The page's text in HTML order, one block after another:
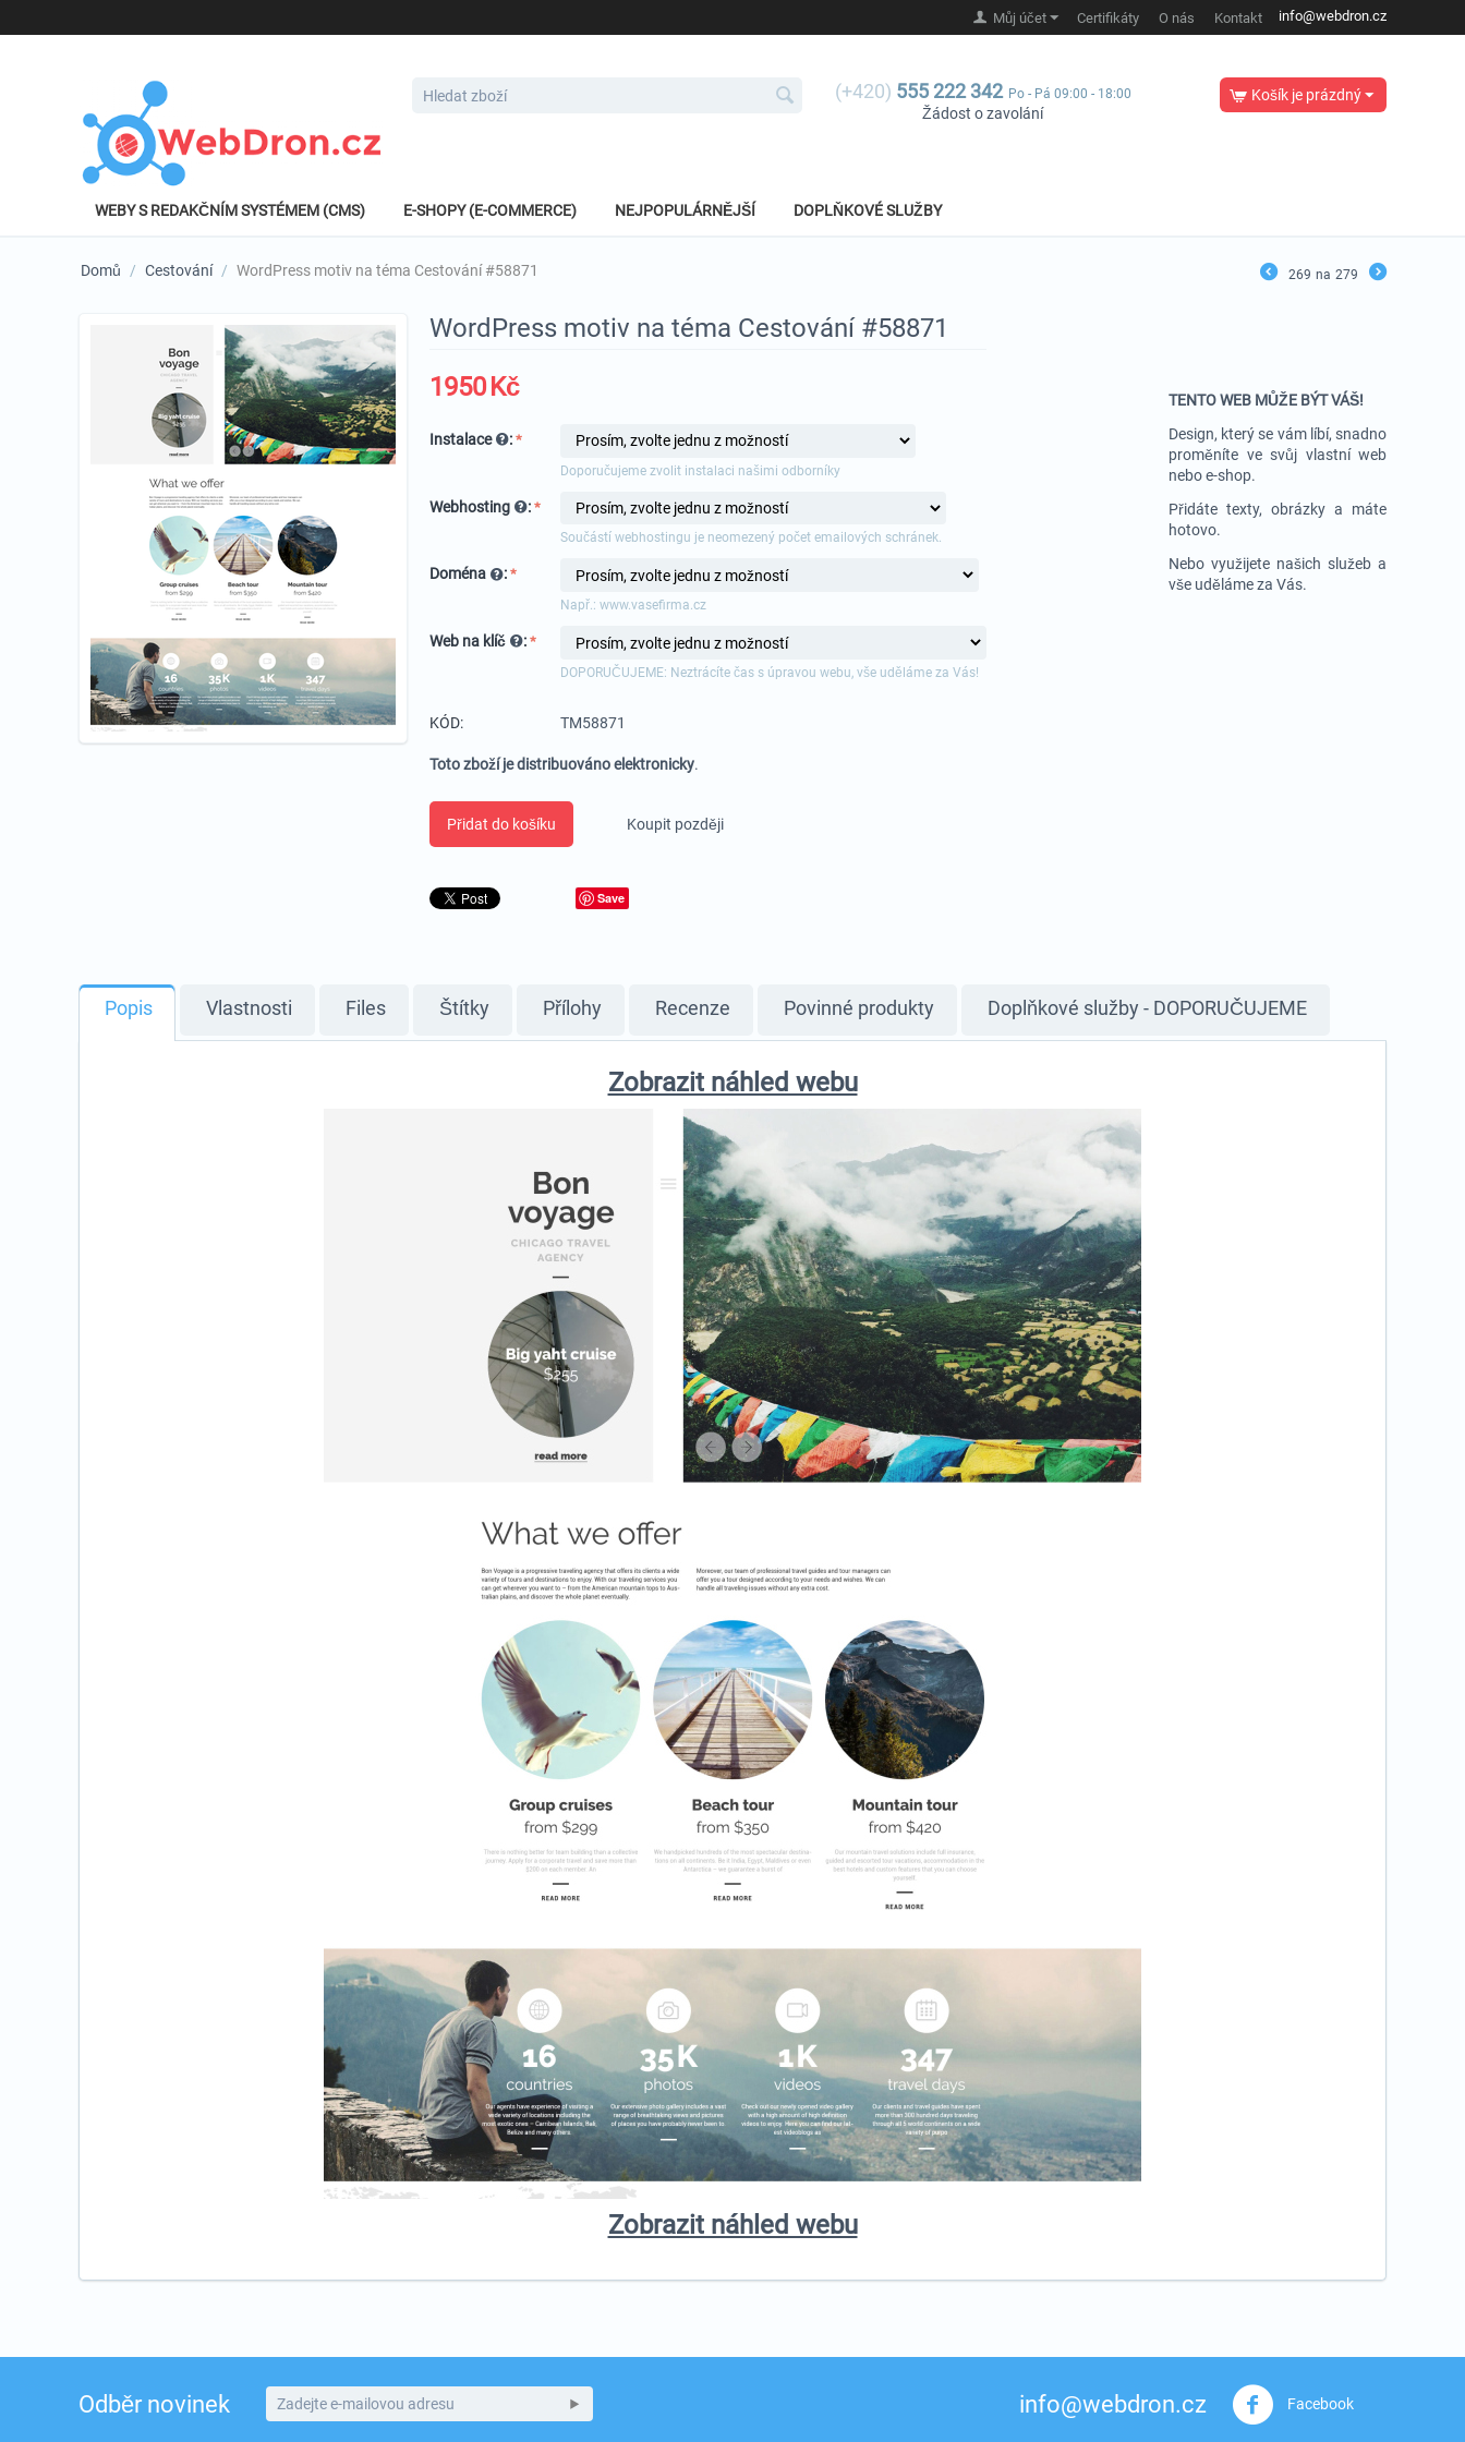
info@webdron.cz
Certifikáty O nás Kontakt
Můj účet
(+420) 555 222 342 Po - Pá 09:00 - 18:00
Žádost o zavolání
Košík je prázdný
WEBY S REDAKČNÍM SYSTÉMEM (CMS) E-SHOPY (E-COMMERCE) NEJPOPULÁRNĚJŠÍ DOPLŇKOVÉ SLUŽBY
Domů / Cestování / WordPress motiv na téma Cestování #58871 269 na 279
WordPress motiv na téma Cestování #58871
TENTO WEB MŮŽE BÝT VÁŠ!
Design, který se vám líbí, snadno
proměníte ve svůj vlastní web
nebo e-shop.
Přidáte texty, obrázky a máte
hotovo.
Nebo využijete našich služeb a
vše uděláme za Vás.
1950Kč
Instalace :
Doporučujeme zvolit instalaci našimi odborníky
Webhosting :
Součástí webhostingu je neomezený počet emailových schránek.
Doména :
Např.: www.vasefirma.cz
Web na klíč :
DOPORUČUJEME: Neztrácíte čas s úpravou webu, vše uděláme za Vás!
KÓD: TM58871
Toto zboží je distribuováno elektronicky.
Přidat do košíku Koupit později
Save
Popis Vlastnosti Files Štítky Přílohy Recenze Povinné produkty Doplňkové služby - DOPORUČUJEME
Zobrazit náhled webu
Zobrazit náhled webu
Odběr novinek info@webdron.cz Facebook